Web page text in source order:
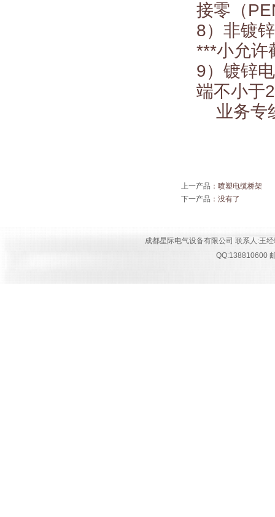
接零（
8）非镀
***小允许
9）镀锌
端不小于
业务专
上一产品 ： 喷塑电缆桥架
下一产品 ：没有了
成都星际电气设备有限公司 联系人:王
QQ:138810600